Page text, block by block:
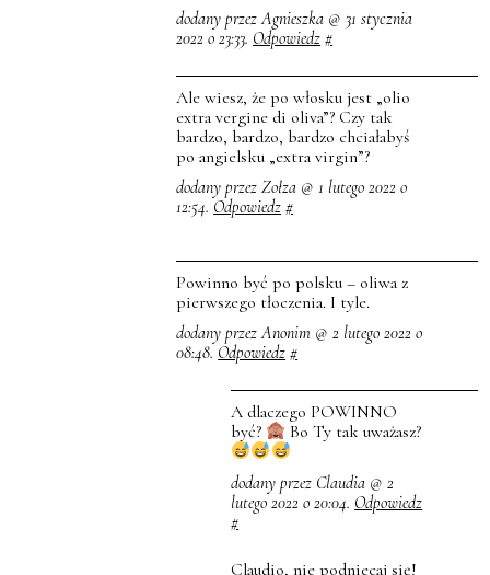
dodany przez Agnieszka @ 31 stycznia
2022 o 23:33. Odpowiedz #
Ale wiesz, że po włosku jest „olio
extra vergine di oliva”? Czy tak
bardzo, bardzo, bardzo chciałabyś
po angielsku „extra virgin”?
dodany przez Zołza @ 1 lutego 2022 o
12:54. Odpowiedz #
Powinno być po polsku – oliwa z
pierwszego tłoczenia. I tyle.
dodany przez Anonim @ 2 lutego 2022 o
08:48. Odpowiedz #
A dlaczego POWINNO
być?
Bo Ty tak uważasz?
dodany przez Claudia @ 2
lutego 2022 o 20:04. Odpowiedz
#
Claudio, nie podniecaj się!